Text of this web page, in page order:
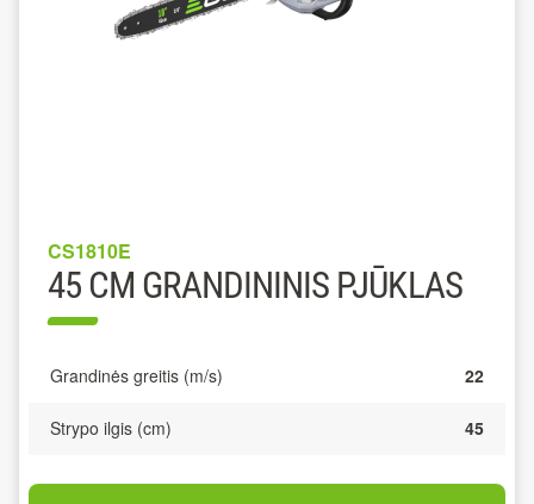
CS1810E
45 CM GRANDININIS PJŪKLAS
Grandinės greitis (m/s) 22
Strypo ilgis (cm) 45